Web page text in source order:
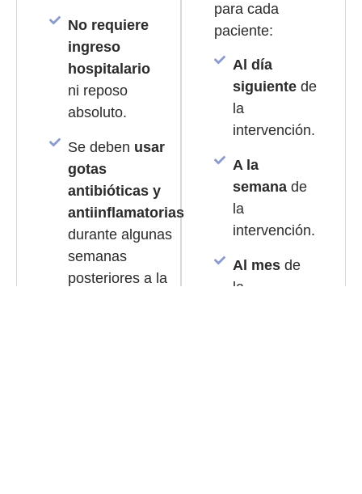
No requiere
ingreso
hospitalario
ni reposo
absoluto.
Se deben usar
gotas
antibióticas y
antiinflamatorias
durante algunas
semanas
posteriores a la
para cada
paciente:
Al día
siguientede
la
intervención.
A la
semanade
la
intervención.
Al mesde
la